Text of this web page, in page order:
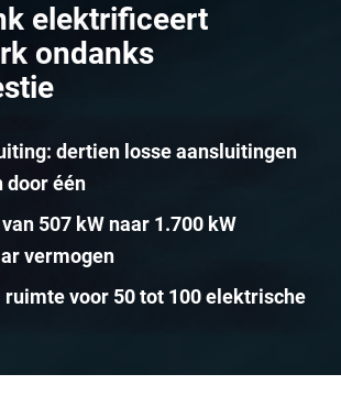
elektrificeert
ondanks
dertien losse aansluitingen
door één
507 kW naar 1.700 kW
vermogen
ruimte voor 50 tot 100 elektrische